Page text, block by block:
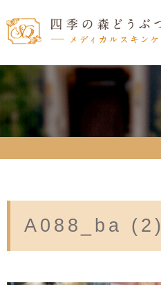
A088_ba (2)